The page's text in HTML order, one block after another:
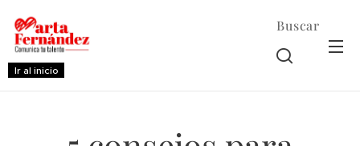
Ir al inicio
Buscar